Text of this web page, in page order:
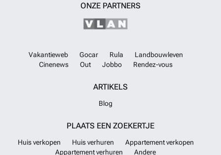
ONZE PARTNERS
Vakantieweb Gocar Rula
Landbouwleven
Cinenews
Out Jobbo Rendez-vous
ARTIKELS
Blog
PLAATS EEN ZOEKERTJE
Huis verkopen Huis verhuren
Appartement verkopen
Appartement verhuren
Andere